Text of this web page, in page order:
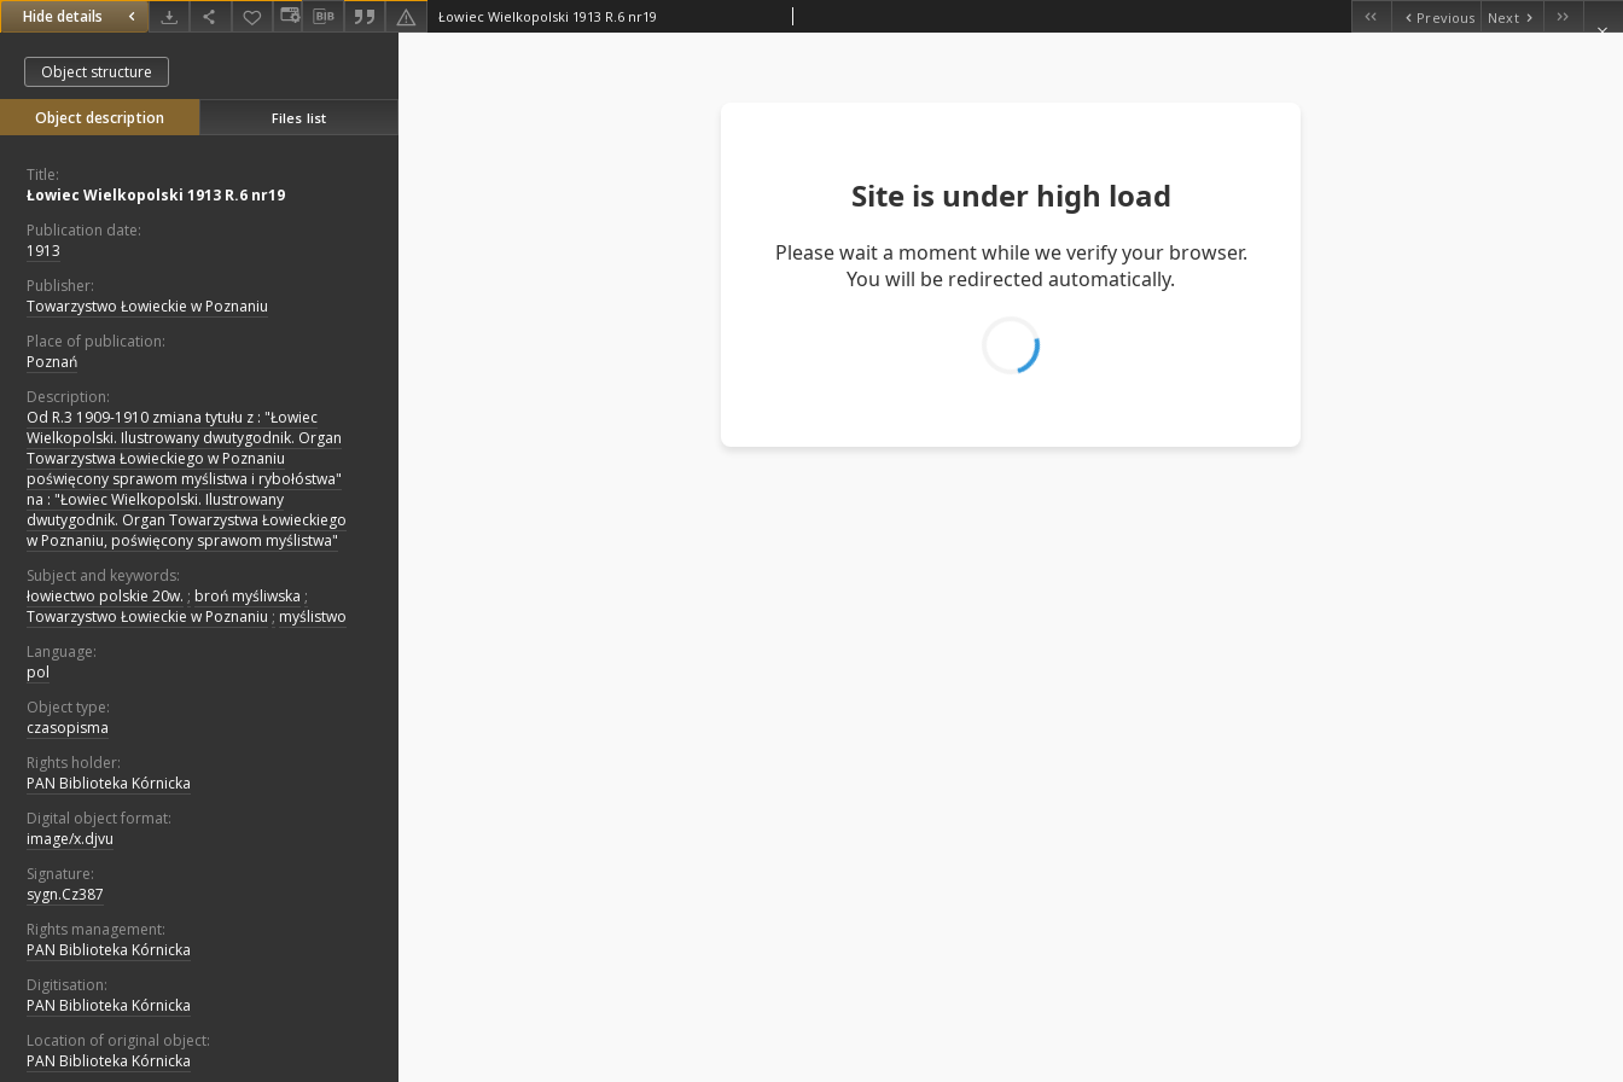
Hide details Łowiec Wielkopolski 1913 R.6 nr19 Previous Next
Object structure
Object description Files list
Title:
Łowiec Wielkopolski 1913 R.6 nr19
Publication date:
1913
Publisher:
Towarzystwo Łowieckie w Poznaniu
Place of publication:
Poznań
Description:
Od R.3 1909-1910 zmiana tytułu z : "Łowiec
Wielkopolski. Ilustrowany dwutygodnik. Organ
Towarzystwa Łowieckiego w Poznaniu
poświęcony sprawom myślistwa i rybołóstwa"
na : "Łowiec Wielkopolski. Ilustrowany
dwutygodnik. Organ Towarzystwa Łowieckiego
w Poznaniu, poświęcony sprawom myślistwa"
Subject and keywords:
łowiectwo polskie 20w. ; broń myśliwska ;
Towarzystwo Łowieckie w Poznaniu ; myślistwo
Language:
pol
Object type:
czasopisma
Rights holder:
PAN Biblioteka Kórnicka
Digital object format:
image/x.djvu
Signature:
sygn.Cz387
Rights management:
PAN Biblioteka Kórnicka
Digitisation:
PAN Biblioteka Kórnicka
Location of original object:
PAN Biblioteka Kórnicka